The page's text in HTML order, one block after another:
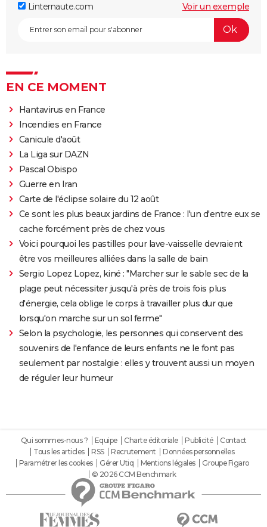
Linternaute.com Voir un exemple
EN CE MOMENT
Hantavirus en France
Incendies en France
Canicule d'août
La Liga sur DAZN
Pascal Obispo
Guerre en Iran
Carte de l'éclipse solaire du 12 août
Ce sont les plus beaux jardins de France : l'un d'entre eux se
cache forcément près de chez vous
Voici pourquoi les pastilles pour lave-vaisselle devraient
être vos meilleures alliées dans la salle de bain
Sergio Lopez Lopez, kiné : "Marcher sur le sable sec de la
plage peut nécessiter jusqu'à près de trois fois plus
d'énergie, cela oblige le corps à travailler plus dur que
lorsqu'on marche sur un sol ferme"
Selon la psychologie, les personnes qui conservent des
souvenirs de l'enfance de leurs enfants ne le font pas
seulement par nostalgie : elles y trouvent aussi un moyen
de réguler leur humeur
Qui sommes-nous ? Equipe Charte éditoriale Publicité
Contact
Tous les articles
RSS Recrutement
Données personnelles
Paramétrer les cookies
Gérer Utiq Mentions légales
Groupe Figaro
© 2026 CCM Benchmark